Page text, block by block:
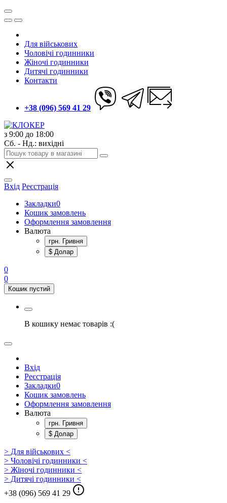
Для військових
Чоловічі годинники
Жіночі годинники
Дитячі годинники
Контакти
+38 (096) 569 41 29
з 9:00 до 18:00
Сб. - Нд.: вихідні
Вхід Реєстрація
Закладки0
Кошик замовлень
Оформлення замовлення
Валюта
грн. Гривня
$ Долар
0
0
Кошик пустий
В кошику немає товарів :(
Вхід
Реєстрація
Закладки0
Кошик замовлень
Оформлення замовлення
Валюта
грн. Гривня
$ Долар
> Для військових <
> Чоловічі годинники <
> Жіночі годинники <
> Дитячі годинники <
+38 (096) 569 41 29